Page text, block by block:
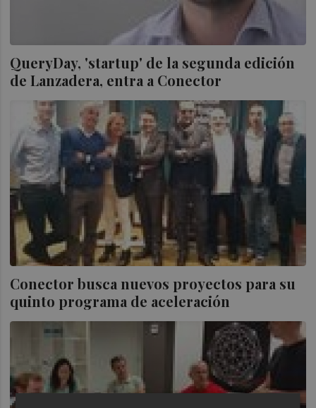
QueryDay, 'startup' de la segunda edición
de Lanzadera, entra a Conector
Conector busca nuevos proyectos para su
quinto programa de aceleración